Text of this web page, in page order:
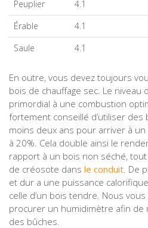
Peuplier
4.1
Érable
4.1
Saule
4.1
En outre, vous devez toujours
bois de chauffage sec. Le niveau
primordial à une combustion
fortement conseillé d’utiliser
moins deux ans pour arriver à
à 20%. Cela double ainsi le
rapport à un bois non séché, tout
de créosote dans le conduit . De
et dur a une puissance
celle d’un bois tendre. Nous
procurer un humidimètre afin
des bûches.